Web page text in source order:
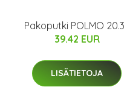
Pakoputki POLMO
39.42 EUR
LISÄTIETOJA